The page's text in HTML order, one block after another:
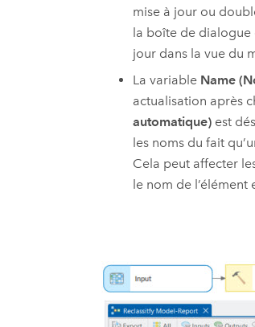
mise à jour ou
la boîte de
jour dans la vue du
La variable Name
actualisation après
automatique)est
les noms du fait
Cela peut affecter
le nom de l’élément